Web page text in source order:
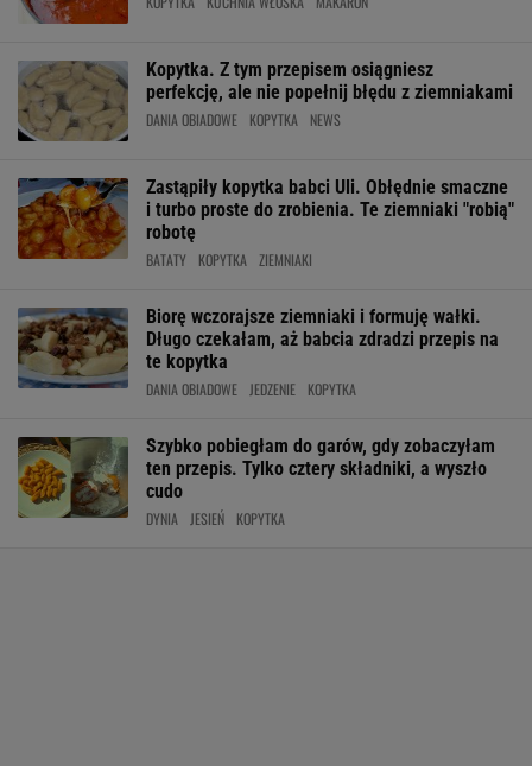
Kopytka. Z tym przepisem osiągniesz
perfekcję, ale nie popełnij błędu z ziemniakami
DANIA OBIADOWE KOPYTKA NEWS
Zastąpiły kopytka babci Uli. Obłędnie smaczne
i turbo proste do zrobienia. Te ziemniaki "robią"
robotę
BATATY KOPYTKA ZIEMNIAKI
Biorę wczorajsze ziemniaki i formuję wałki.
Długo czekałam, aż babcia zdradzi przepis na
te kopytka
DANIA OBIADOWE JEDZENIE KOPYTKA
Szybko pobiegłam do garów, gdy zobaczyłam
ten przepis. Tylko cztery składniki, a wyszło
cudo
DYNIA JESIEŃ KOPYTKA